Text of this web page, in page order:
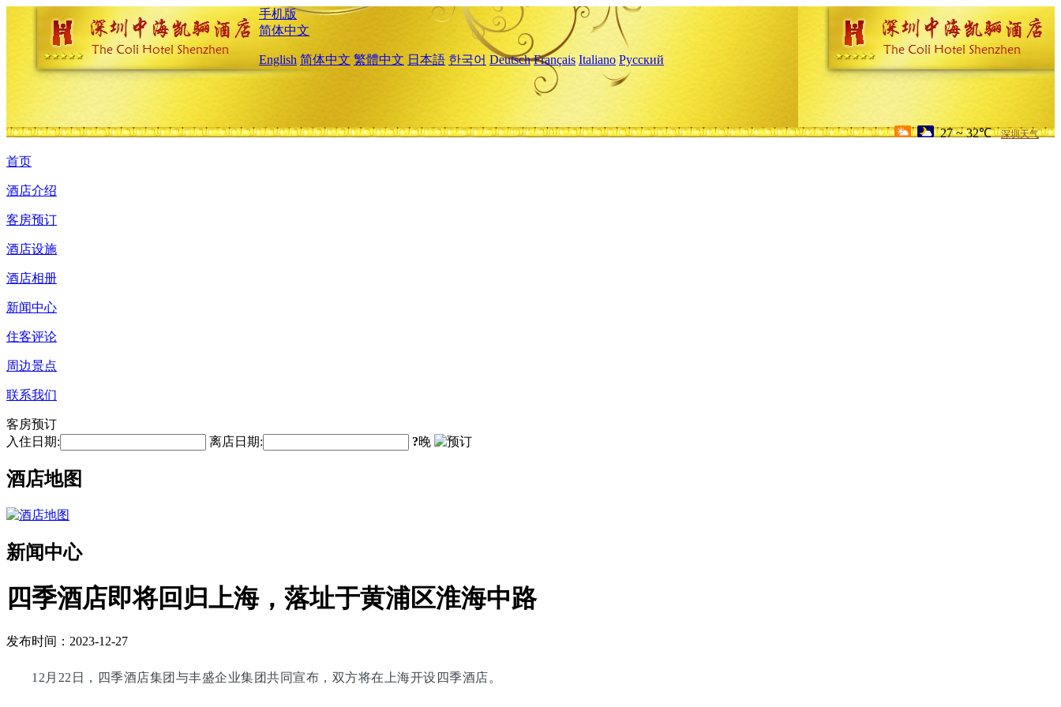
手机版
简体中文
English 简体中文 繁體中文 日本語 한국어 Deutsch Français Italiano Русский
27 ~ 32℃ 深圳天气
首页
酒店介绍
客房预订
酒店设施
酒店相册
新闻中心
住客评论
周边景点
联系我们
客房预订
入住日期:
离店日期: ?晚
酒店地图
新闻中心
四季酒店即将回归上海，落址于黄浦区淮海中路
发布时间：2023-12-27
12月22日，四季酒店集团与丰盛企业集团共同宣布，双方将在上海开设四季酒店。